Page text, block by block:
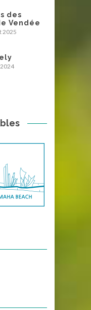
des
Vendée
2025